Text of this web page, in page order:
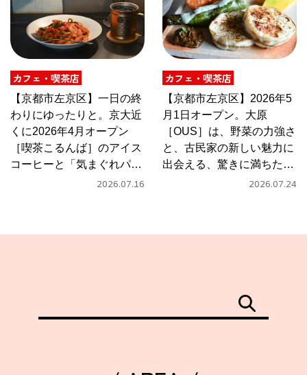
カフェ・喫茶店
【京都市左京区】一日の終
わりにゆったりと。京大近
くに2026年4月オープン
［喫茶こるんば］のアイス
コーヒーと「気まぐれパス
2026.07.16
カフェ・喫茶店
【京都市左京区】2026年5
月1日オープン。大原
［OUS］は、野菜の力強さ
と、古民家の新しい魅力に
出会える、驚きに満ちたカ
2026.07.24